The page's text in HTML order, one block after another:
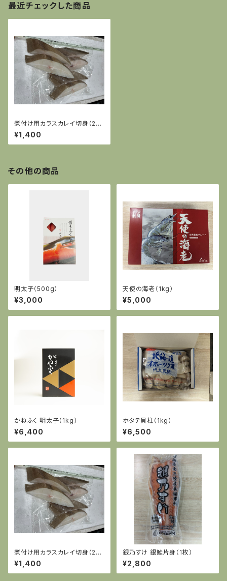
最近チェックした商品
煮付け用カラスカレイ切身（2切
× 3パック）
¥1,400
その他の商品
明太子（500g）
¥3,000
天使の海老（1kg）
¥5,000
かねふく 明太子（1kg）
¥6,400
ホタテ貝柱（1kg）
¥6,500
煮付け用カラスカレイ切身（2切
× 3パック）
¥1,400
銀乃すけ 銀鮭片身（1枚）
¥2,800